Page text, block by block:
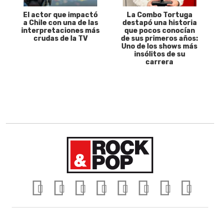
El actor que impactó
a Chile con una de las
interpretaciones más
crudas de la TV
La Combo Tortuga
destapó una historia
que pocos conocían
de sus primeros años:
Uno de los shows más
insólitos de su
carrera